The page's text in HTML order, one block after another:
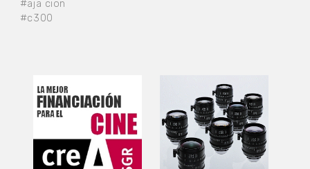
#aja cion
#c300